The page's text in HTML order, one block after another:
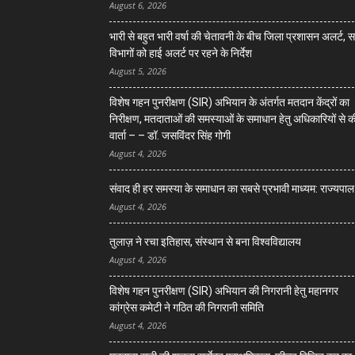
August 6, 2026
भारी से बहुत भारी वर्षा की चेतावनी के बीच जिला प्रशासन अलर्ट,
विभागों को हाई अलर्ट पर रहने के निर्देश
August 5, 2026
विशेष गहन पुनरीक्षण (SIR) अभियान के अंतर्गत मतदान केंद्रों का
निरीक्षण, मतदाताओं की समस्याओं के समाधान हेतु अधिकारियों से
वार्ता – – डॉ. जसविंदर सिंह गोगी
August 4, 2026
संवाद ही हर समस्या के समाधान का सबसे प्रभावी माध्यम: राज्यपाल
August 4, 2026
तुलाज़ ने रचा इतिहास, संस्थान से बना विश्वविद्यालय
August 4, 2026
विशेष गहन पुनरीक्षण (SIR) अभियान की निगरानी हेतु महानगर
कांग्रेस कमेटी ने गठित की निगरानी समिति
August 4, 2026